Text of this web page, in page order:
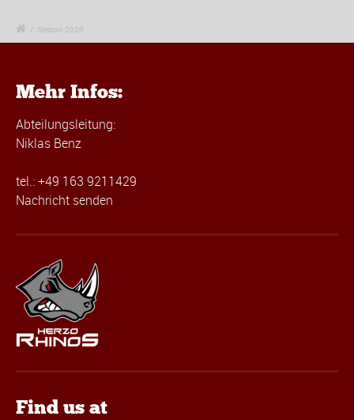
/ Season 2020
Mehr Infos:
Abteilungsleitung:
Niklas Benz
tel.: +49 163 9211429
Nachricht senden
Find us at